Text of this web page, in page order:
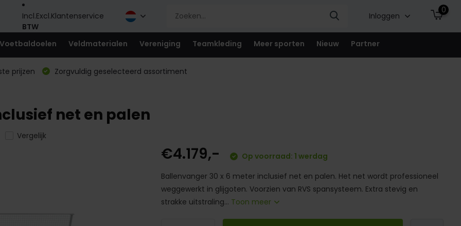
Incl.Excl.
BTW
Klantenservice Inloggen
0
Voetbaldoelen Veldmaterialen Vereniging Teamkleding Meer sporten Nieuw Partner
prijzen
Zorgvuldig geselecteerd assortiment
net en palen
Vergelijk
€4.179,-
Op voorraad: 1 werdag
Ballenvanger 30 x 6 meter inclusief net en palen. Het net wordt professioneel
weggewerkt in glijgoten. Voorzien van RVS spansysteem. Extra stevig en
strakke uitstraling... Toon meer